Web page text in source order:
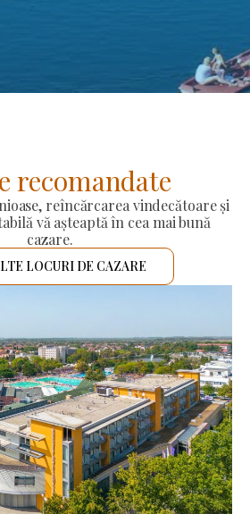
recomandate
reîncărcarea vindecătoare și
vă așteaptă în cea mai bună
cazare.
LOCURI DE CAZARE